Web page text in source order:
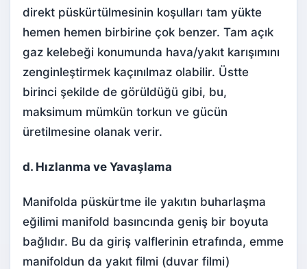
direkt püskürtülmesinin koşulları tam yükte
hemen hemen birbirine çok benzer. Tam açık
gaz kelebeği konumunda hava/yakıt karışımını
zenginleştirmek kaçınılmaz olabilir. Üstte
birinci şekilde de görüldüğü gibi, bu,
maksimum mümkün torkun ve gücün
üretilmesine olanak verir.
d. Hızlanma ve Yavaşlama
Manifolda püskürtme ile yakıtın buharlaşma
eğilimi manifold basıncında geniş bir boyuta
bağlıdır. Bu da giriş valflerinin etrafında, emme
manifoldun da yakıt filmi (duvar filmi)